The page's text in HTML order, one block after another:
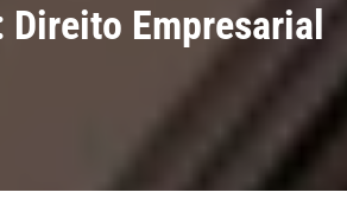
Direito Empresarial